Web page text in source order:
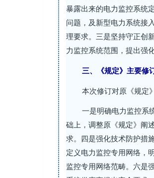
暴露出来的电力监控系统
问题，及新型电力系统接
理要求。三是坚持守正创
力监控系统范围，提出强
三、《规定》主要修
本次修订对原《规定
一是明确电力监控系
础上，调整原《规定》阐
求。四是强化技术防护措
定义电力监控专用网络，
监控专用网络范畴。六是